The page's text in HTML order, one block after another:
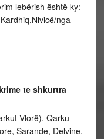
lebërish është ky:
nga
te shkurtra
Vlorë). Qarku
Sarande, Delvine.